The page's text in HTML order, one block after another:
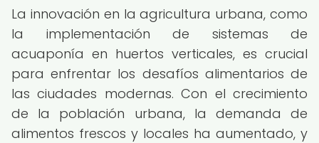
La innovación en la agricultura urbana, como
la implementación de sistemas de
acuaponía en huertos verticales, es crucial
para enfrentar los desafíos alimentarios de
las ciudades modernas. Con el crecimiento
de la población urbana, la demanda de
alimentos frescos y locales ha aumentado, y